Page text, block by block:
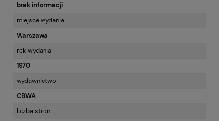
brak informacji
miejsce wydania
Warszawa
rok wydania
1970
wydawnictwo
CBWA
liczba stron